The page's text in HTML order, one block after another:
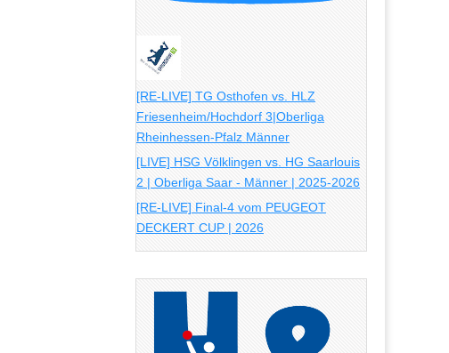
[RE-LIVE] TG Osthofen vs. HLZ
Friesenheim/Hochdorf 3|Oberliga
Rheinhessen-Pfalz Männer
[LIVE] HSG Völklingen vs. HG Saarlouis
2 | Oberliga Saar - Männer | 2025-2026
[RE-LIVE] Final-4 vom PEUGEOT
DECKERT CUP | 2026